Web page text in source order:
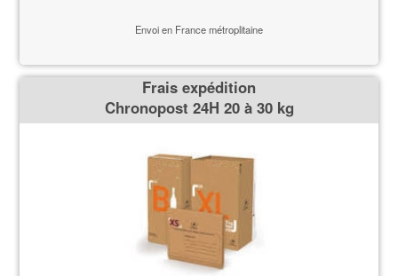
Envoi en France métroplitaine
Frais expédition
Chronopost 24H 20 à 30 kg